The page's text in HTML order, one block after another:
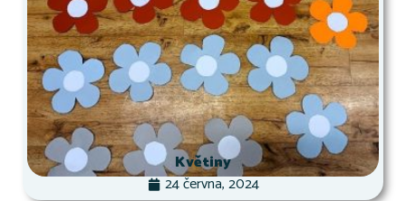
Květiny
24 června, 2024